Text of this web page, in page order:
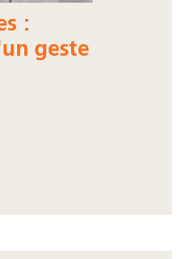
:
geste